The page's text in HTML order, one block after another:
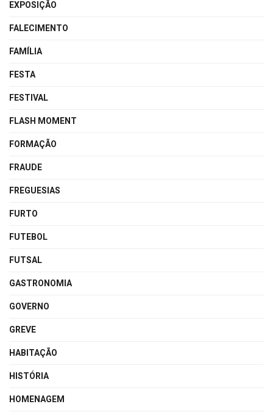
EXPOSIÇÃO
FALECIMENTO
FAMÍLIA
FESTA
FESTIVAL
FLASH MOMENT
FORMAÇÃO
FRAUDE
FREGUESIAS
FURTO
FUTEBOL
FUTSAL
GASTRONOMIA
GOVERNO
GREVE
HABITAÇÃO
HISTÓRIA
HOMENAGEM